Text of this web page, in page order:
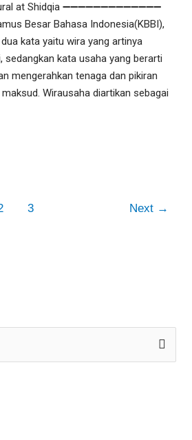
Shidqia ➖➖➖➖➖➖➖➖➖➖➖➖➖
Besar Bahasa Indonesia(KBBI),
kata yaitu wira yang artinya
sedangkan kata usaha yang berarti
mengerahkan tenaga dan pikiran
Wirausaha diartikan sebagai
3 Next →